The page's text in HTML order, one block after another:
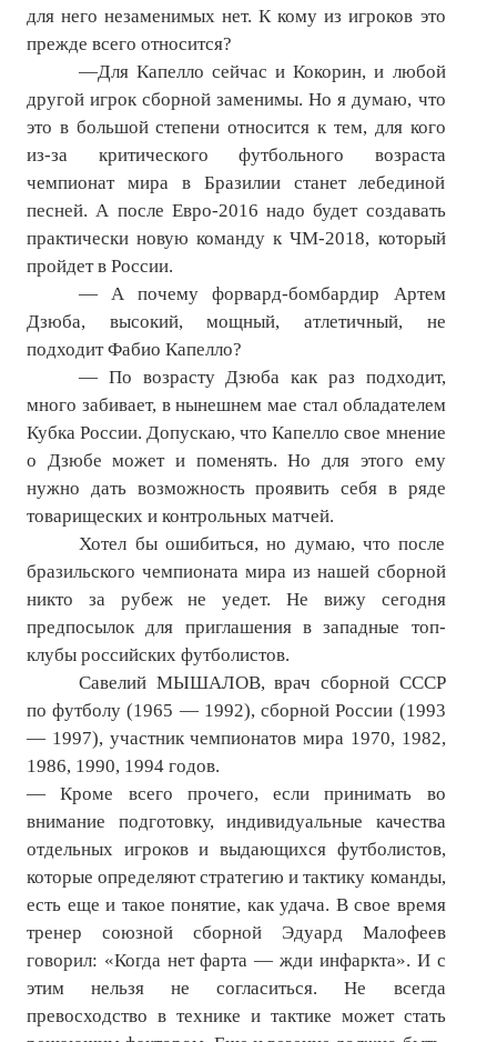
для него незаменимых нет. К кому из игроков это
прежде всего относится?
—Для Капелло сейчас и Кокорин, и любой
другой игрок сборной заменимы. Но я думаю, что
это в большой степени относится к тем, для кого
из-за критического футбольного возраста
чемпионат мира в Бразилии станет лебединой
песней. А после Евро-2016 надо будет создавать
практически новую команду к ЧМ-2018, который
пройдет в России.
— А почему форвард-бомбардир Артем
Дзюба, высокий, мощный, атлетичный, не
подходит Фабио Капелло?
— По возрасту Дзюба как раз подходит,
много забивает, в нынешнем мае стал обладателем
Кубка России. Допускаю, что Капелло свое мнение
о Дзюбе может и поменять. Но для этого ему
нужно дать возможность проявить себя в ряде
товарищеских и контрольных матчей.
Хотел бы ошибиться, но думаю, что после
бразильского чемпионата мира из нашей сборной
никто за рубеж не уедет. Не вижу сегодня
предпосылок для приглашения в западные топ-
клубы российских футболистов.
Савелий МЫШАЛОВ, врач сборной СССР
по футболу (1965 — 1992), сборной России (1993
— 1997), участник чемпионатов мира 1970, 1982,
1986, 1990, 1994 годов.
— Кроме всего прочего, если принимать во
внимание подготовку, индивидуальные качества
отдельных игроков и выдающихся футболистов,
которые определяют стратегию и тактику команды,
есть еще и такое понятие, как удача. В свое время
тренер союзной сборной Эдуард Малофеев
говорил: «Когда нет фарта — жди инфаркта». И с
этим нельзя не согласиться. Не всегда
превосходство в технике и тактике может стать